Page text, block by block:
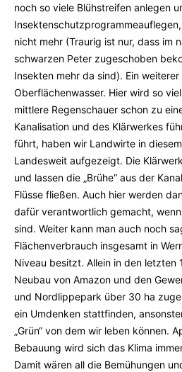
noch so viele Blühstreifen anlegen
nicht mehr (Traurig ist nur, dass im
schwarzen Peter zugeschoben
Insekten mehr da sind). Ein
Oberflächenwasser. Hier wird so
mittlere Regenschauer schon zu
Kanalisation und des Klärwerkes
führt, haben wir Landwirte in
Landesweit aufgezeigt. Die
und lassen die „Brühe“ aus der
Flüsse fließen. Auch hier werden
dafür verantwortlich gemacht,
sind. Weiter kann man auch noch
Flächenverbrauch insgesamt in
Niveau besitzt. Allein in den letzten
Neubau von Amazon und den
und Nordlippepark über 30 ha
ein Umdenken stattfinden,
„Grün“ von dem wir leben können.
Bebauung wird sich das Klima
Damit wären all die Bemühungen